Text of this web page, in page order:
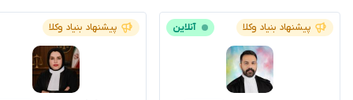
پیشنهاد بنیاد وکلا آنلاین پیشنهاد بنیاد وکلا